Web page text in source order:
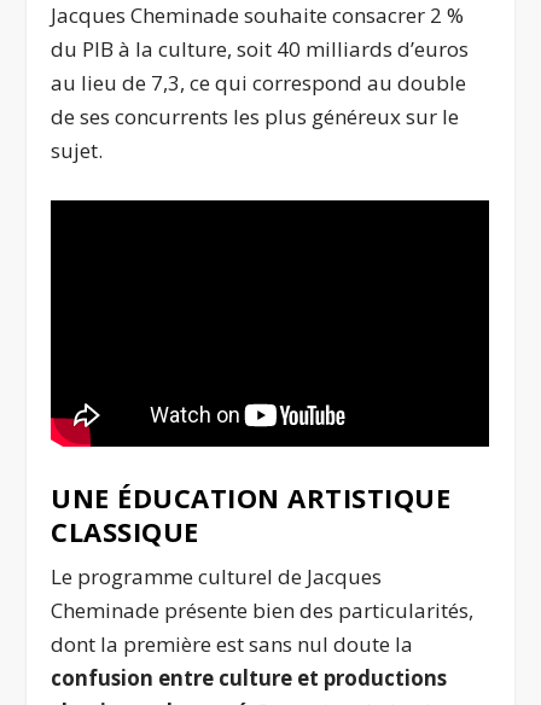
Jacques Cheminade souhaite consacrer 2 %
du PIB à la culture, soit 40 milliards d’euros
au lieu de 7,3, ce qui correspond au double
de ses concurrents les plus généreux sur le
sujet.
UNE ÉDUCATION ARTISTIQUE
CLASSIQUE
Le programme culturel de Jacques
Cheminade présente bien des particularités,
dont la première est sans nul doute la
confusion entre culture et productions